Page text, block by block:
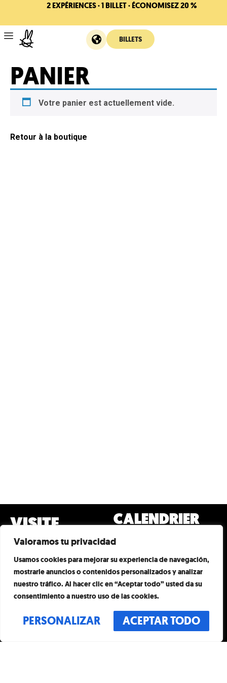
Valoramos tu privacidad
Usamos cookies para mejorar su experiencia de navegación,
mostrarle anuncios o contenidos personalizados y analizar
nuestro tráfico. Al hacer clic en “Aceptar todo” usted da su
consentimiento a nuestro uso de las cookies.
PERSONALIZAR ACEPTAR TODO
2 EXPÉRIENCES · 1 BILLET · ÉCONOMISEZ 20 %
BILLETS
PANIER
Votre panier est actuellement vide.
Retour à la boutique
VISITE
ÉVÉNEMENTS
ART ET
ARTISTES
MANIFESTE
CONTACT
CALENDRIER
TOUS LES JOURS
10H00 – 20H00
DERNIÈRE ENTRÉE À
19H00
ADRESSE
P. DE GRÀCIA, 55.
ESPAGNE